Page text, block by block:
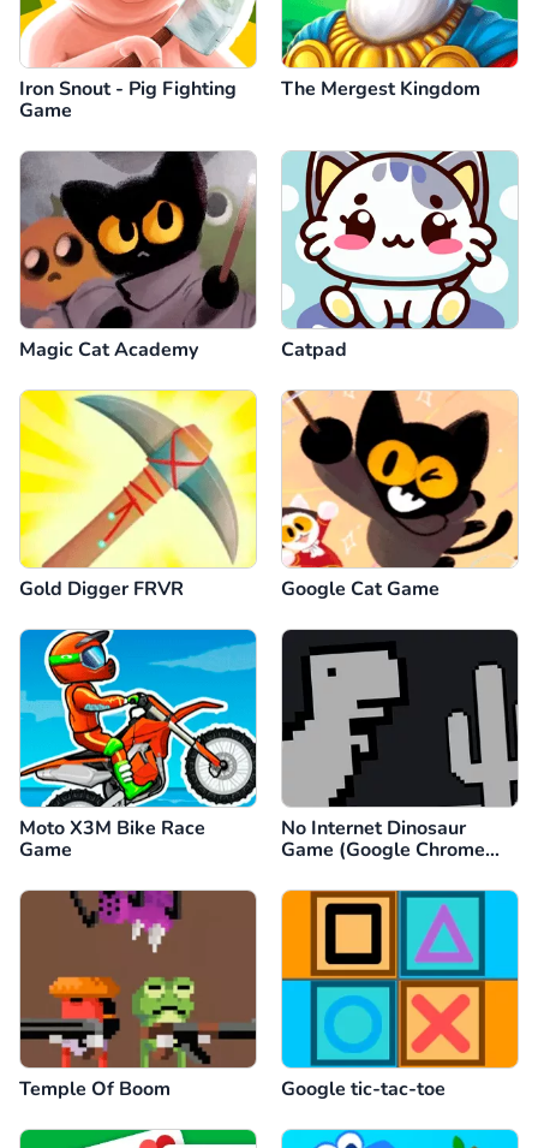
Iron Snout - Pig Fighting
Game
The Mergest Kingdom
Magic Cat Academy Catpad
Gold Digger FRVR Google Cat Game
Moto X3M Bike Race
Game
No Internet Dinosaur
Game (Google Chrome
Temple Of Boom Google tic-tac-toe